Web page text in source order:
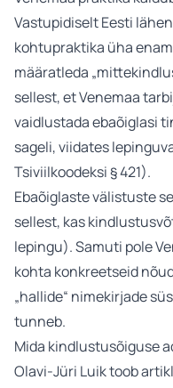
Vastupidiselt Eesti
kohtupraktika üha
määratleda
sellest, et Venemaa
vaidlustada ebaõiglasi
sageli, viidates
Tsiviilkoodeksi § 421).
Ebaõiglaste välistuste
sellest, kas
lepingu). Samuti pole
kohta konkreetseid
„hallide“ nimekirjade
tunneb.
Mida kindlustusõiguse
Olavi-Jüri Luik toob